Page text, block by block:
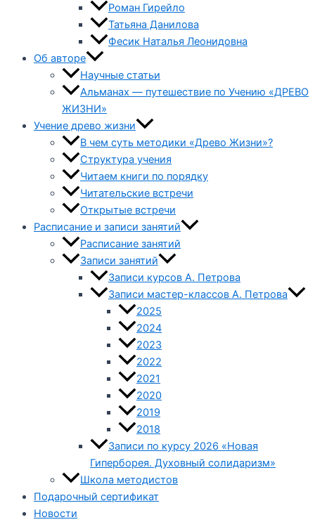
Роман Гирейло
Татьяна Данилова
Фесик Наталья Леонидовна
Об авторе
Научные статьи
Альманах — путешествие по Учению «ДРЕВО
ЖИЗНИ»
Учение древо жизни
В чем суть методики «Древо Жизни»?
Структура учения
Читаем книги по порядку
Читательские встречи
Открытые встречи
Расписание и записи занятий
Расписание занятий
Записи занятий
Записи курсов А. Петрова
Записи мастер-классов А. Петрова
2025
2024
2023
2022
2021
2020
2019
2018
Записи по курсу 2026 «Новая
Гиперборея. Духовный солидаризм»
Школа методистов
Подарочный сертификат
Новости